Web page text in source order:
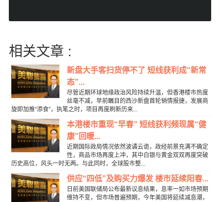
相关文章 :
新盘大手客扫货停不了 短线获利成“新常
态”...
尽管近期环球地缘政治风险持续升温，但香港楼市热度
丝毫不减，早前瞩目的西沙新盘首轮销情报捷，发展商
旋即加推“添食”，执笔之时，项目再度刷新历来...
本港楼市重现“早春” 短线获利频现属“健
康”回暖...
近期国际政局情况依然波谲云诡，政经前景充满不确定
性，商品市场再度上冲，其中白银与黄金双双再度突破
历史高位，风头一时无两。与此同时，全球股市整...
供应“四低”及购买力爆发 楼市延续阳春...
日前美国联储局公布最新议息结果，息率一如市场预期
维持不变，但市场普遍预期，今年美国将延续减息潮，